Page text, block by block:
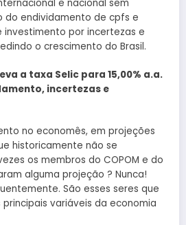
e nacional sem
do endividamento de cpfs e
investimento por incertezas e
o crescimento do Brasil.
a taxa Selic para 15,00% a.a.
incertezas e
no economês, em projeções
historicamente não se
os membros do COPOM e do
alguma projeção ? Nunca!
São esses seres que
variáveis da economia